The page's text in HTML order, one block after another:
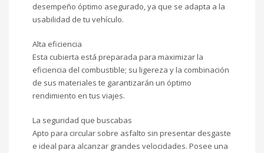
desempeño óptimo asegurado, ya que se adapta a la
usabilidad de tu vehículo.
Alta eficiencia
Esta cubierta está preparada para maximizar la
eficiencia del combustible; su ligereza y la combinación
de sus materiales te garantizarán un óptimo
rendimiento en tus viajes.
La seguridad que buscabas
Apto para circular sobre asfalto sin presentar desgaste
e ideal para alcanzar grandes velocidades. Posee una